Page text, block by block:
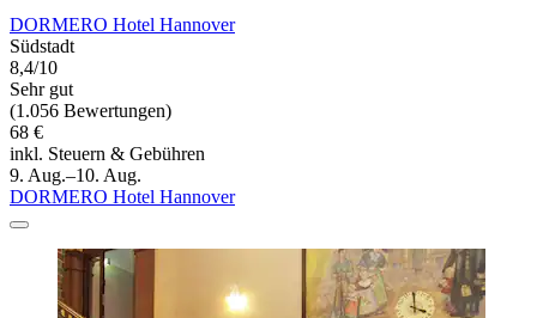
DORMERO Hotel Hannover
Südstadt
8,4/10
Sehr gut
(1.056 Bewertungen)
68 €
inkl. Steuern & Gebühren
9. Aug.–10. Aug.
DORMERO Hotel Hannover